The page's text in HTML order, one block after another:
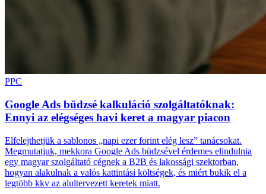
PPC
Google Ads büdzsé kalkuláció szolgáltatóknak:
Ennyi az elégséges havi keret a magyar piacon
Elfelejthetjük a sablonos „napi ezer forint elég lesz” tanácsokat.
Megmutatjuk, mekkora Google Ads büdzsével érdemes elindulnia
egy magyar szolgáltató cégnek a B2B és lakossági szektorban,
hogyan alakulnak a valós kattintási költségek, és miért bukik el a
legtöbb kkv az alultervezett keretek miatt.